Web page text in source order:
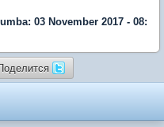
03 November 2017 - 08: